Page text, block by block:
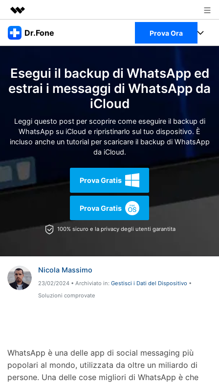
Prodotti in evidenza
Panoramica
Soluzione
Chi siamo
Negozio
Dr.Fone Prova Ora
Visualizza il Full Toolkit >
Prodotti
Per Mobile
Strumenti Online
Visualizza Tutte Le App
Scopri & Supporto
Azioni Rapide
Scopri
Risorse
Riparazione Telefono
Protezione Telefono
Esplora Tutte Le Soluzioni
Esegui il backup di WhatsApp ed
estrai i messaggi di WhatsApp da
iCloud
Leggi questo post per scoprire come eseguire il backup di
WhatsApp su iCloud e ripristinarlo sul tuo dispositivo. È
incluso anche un tutorial per scaricare il backup di WhatsApp
da iCloud.
Prova Gratis
Prova Gratis
100% sicuro e la privacy degli utenti garantita
Nicola Massimo
23/02/2024 • Archiviato in: Gestisci i Dati del Dispositivo •
Soluzioni comprovate
WhatsApp è una delle app di social messaging più
popolari al mondo, utilizzata da oltre un miliardo di
persone. Una delle cose migliori di WhatsApp è che